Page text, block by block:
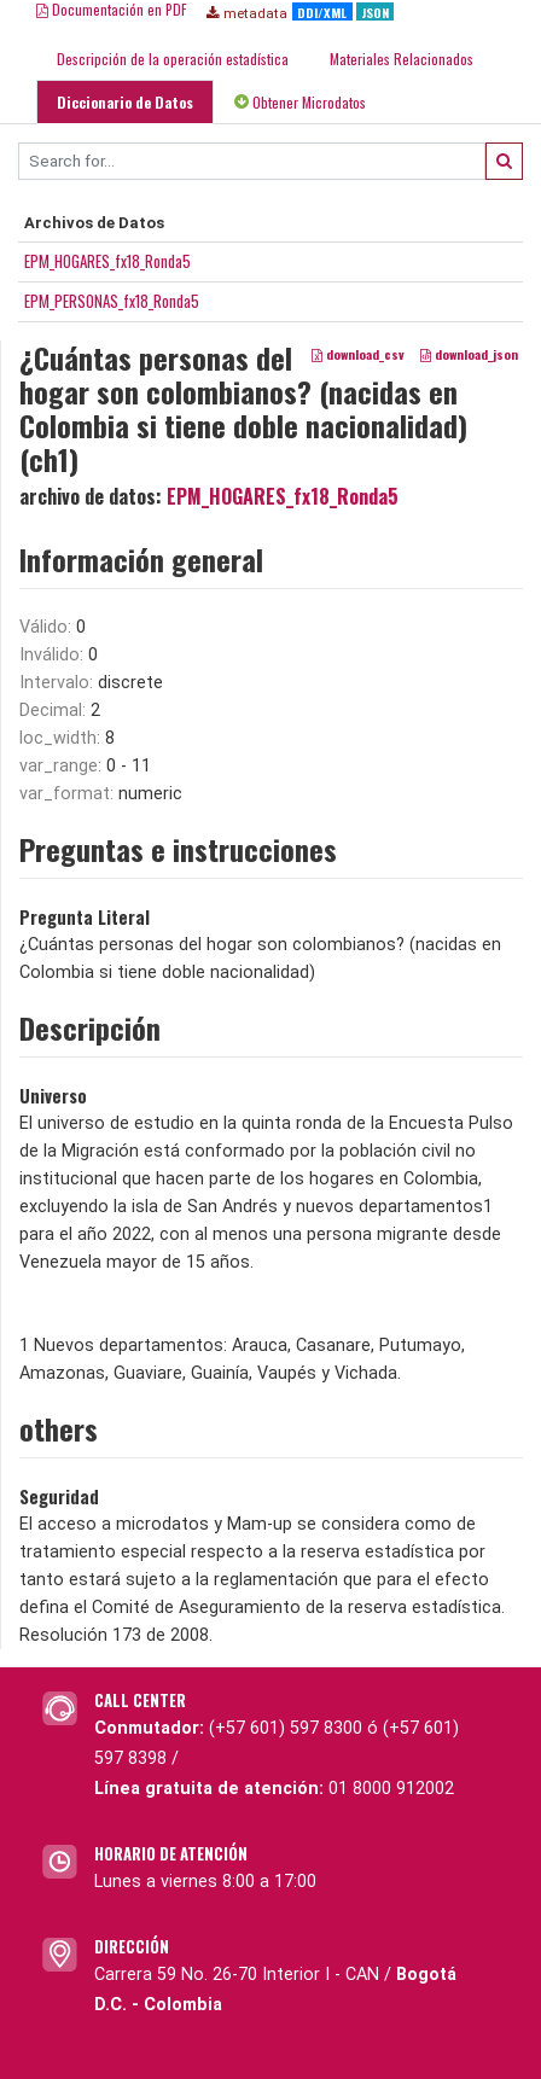
Documentación en PDF metadata DDI/XML JSON
Descripción de la operación estadística Materiales Relacionados
Diccionario de Datos Obtener Microdatos
Archivos de Datos
EPM_HOGARES_fx18_Ronda5
EPM_PERSONAS_fx18_Ronda5
download_csv download_json
¿Cuántas personas del
hogar son colombianos? (nacidas en
Colombia si tiene doble nacionalidad)
(ch1)
archivo de datos: EPM_HOGARES_fx18_Ronda5
Información general
Válido: 0
Inválido: 0
Intervalo: discrete
Decimal: 2
loc_width: 8
var_range: 0 - 11
var_format: numeric
Preguntas e instrucciones
Pregunta Literal
¿Cuántas personas del hogar son colombianos? (nacidas en
Colombia si tiene doble nacionalidad)
Descripción
Universo
El universo de estudio en la quinta ronda de la Encuesta Pulso
de la Migración está conformado por la población civil no
institucional que hacen parte de los hogares en Colombia,
excluyendo la isla de San Andrés y nuevos departamentos1
para el año 2022, con al menos una persona migrante desde
Venezuela mayor de 15 años.
1 Nuevos departamentos: Arauca, Casanare, Putumayo,
Amazonas, Guaviare, Guainía, Vaupés y Vichada.
others
Seguridad
El acceso a microdatos y Mam-up se considera como de
tratamiento especial respecto a la reserva estadística por
tanto estará sujeto a la reglamentación que para el efecto
defina el Comité de Aseguramiento de la reserva estadística.
Resolución 173 de 2008.
CALL CENTER
Conmutador: (+57 601) 597 8300 ó (+57 601)
597 8398 /
Línea gratuita de atención: 01 8000 912002
HORARIO DE ATENCIÓN
Lunes a viernes 8:00 a 17:00
DIRECCIÓN
Carrera 59 No. 26-70 Interior I - CAN / Bogotá
D.C. - Colombia